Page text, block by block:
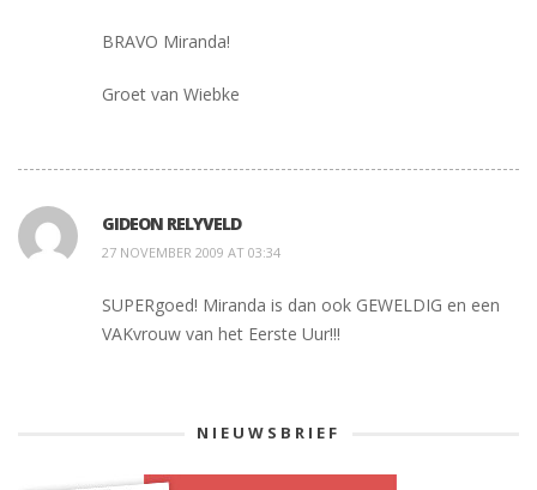
BRAVO Miranda!
Groet van Wiebke
GIDEON RELYVELD
27 NOVEMBER 2009 AT 03:34
SUPERgoed! Miranda is dan ook GEWELDIG en een
VAKvrouw van het Eerste Uur!!!
NIEUWSBRIEF